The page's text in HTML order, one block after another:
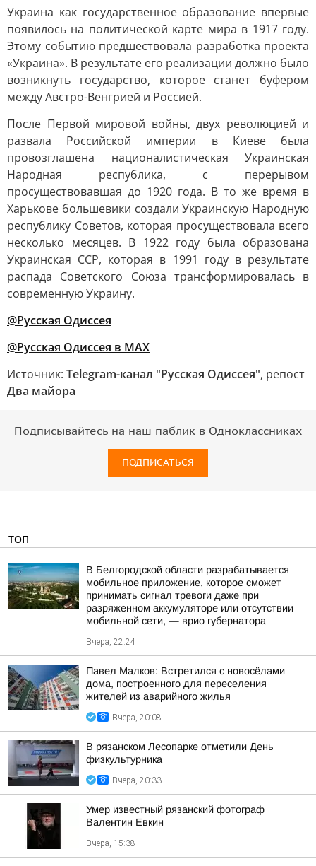
Украина как государственное образование впервые
появилось на политической карте мира в 1917 году.
Этому событию предшествовала разработка проекта
«Украина». В результате его реализации должно было
возникнуть государство, которое станет буфером
между Австро-Венгрией и Россией.
После Первой мировой войны, двух революцией и
развала Российской империи в Киеве была
провозглашена националистическая Украинская
Народная республика, с перерывом
просуществовавшая до 1920 года. В то же время в
Харькове большевики создали Украинскую Народную
республику Советов, которая просуществовала всего
несколько месяцев. В 1922 году была образована
Украинская ССР, которая в 1991 году в результате
распада Советского Союза трансформировалась в
современную Украину.
@Русская Одиссея
@Русская Одиссея в MAX
Источник: Telegram-канал "Русская Одиссея", репост
Два майора
Подписывайтесь на наш паблик в Одноклассниках
ПОДПИСАТЬСЯ
ТОП
В Белгородской области разрабатывается
мобильное приложение, которое сможет
принимать сигнал тревоги даже при
разряженном аккумуляторе или отсутствии
мобильной сети, — врио губернатора
Вчера, 22:24
Павел Малков: Встретился с новосёлами
дома, построенного для переселения
жителей из аварийного жилья
Вчера, 20:08
В рязанском Лесопарке отметили День
физкультурника
Вчера, 20:33
Умер известный рязанский фотограф
Валентин Евкин
Вчера, 15:38